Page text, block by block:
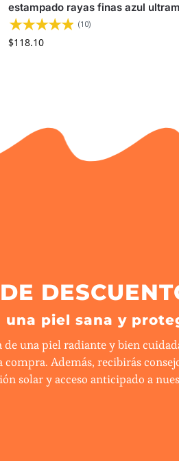
estampado rayas finas azul
(10)
$118.10
una piel sana y
de una piel radiante y bien
Además, recibirás
solar y acceso anticipado a